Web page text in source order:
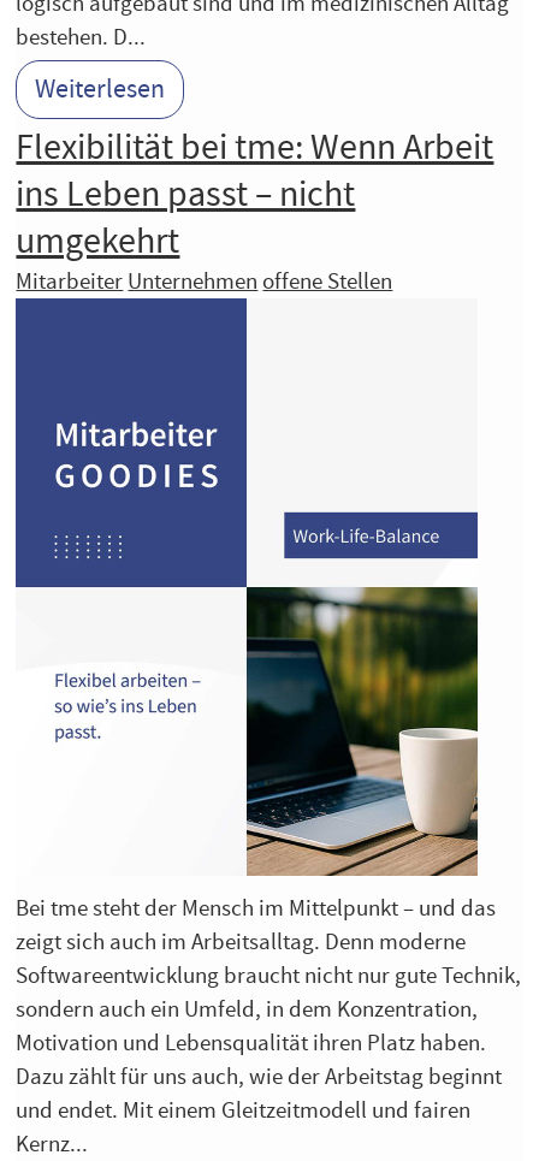
bestehen. D...
Weiterlesen
Flexibilität bei tme: Wenn Arbeit
ins Leben passt – nicht
umgekehrt
Mitarbeiter Unternehmen offene Stellen
Bei tme steht der Mensch im Mittelpunkt – und das
zeigt sich auch im Arbeitsalltag. Denn moderne
Softwareentwicklung braucht nicht nur gute Technik,
sondern auch ein Umfeld, in dem Konzentration,
Motivation und Lebensqualität ihren Platz haben.
Dazu zählt für uns auch, wie der Arbeitstag beginnt
und endet. Mit einem Gleitzeitmodell und fairen
Kernz...